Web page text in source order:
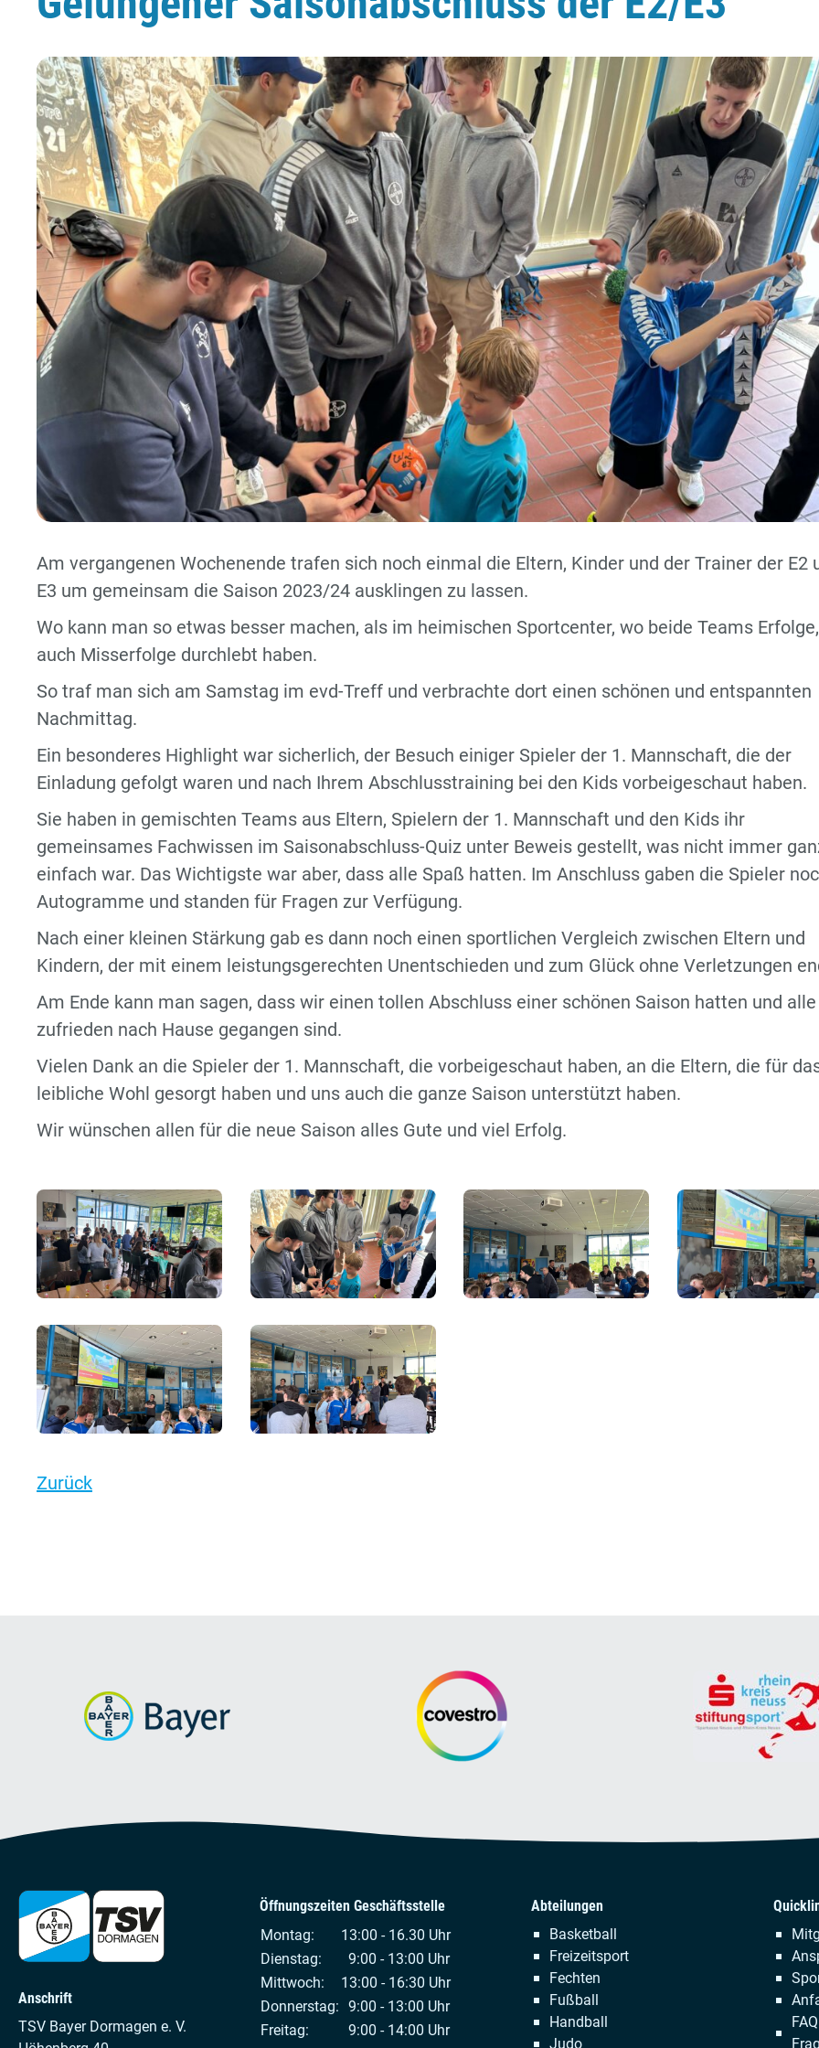
Am vergangenen Wochenende trafen sich noch einmal die Eltern, Kinder und der Trainer der E2
E3 um gemeinsam die Saison 2023/24 ausklingen zu lassen.
Wo kann man so etwas besser machen, als im heimischen Sportcenter, wo beide Teams
auch Misserfolge durchlebt haben.
So traf man sich am Samstag im evd-Treff und verbrachte dort einen schönen und entspannten
Nachmittag.
Ein besonderes Highlight war sicherlich, der Besuch einiger Spieler der 1. Mannschaft, die der
Einladung gefolgt waren und nach Ihrem Abschlusstraining bei den Kids vorbeigeschaut haben.
Sie haben in gemischten Teams aus Eltern, Spielern der 1. Mannschaft und den Kids ihr
gemeinsames Fachwissen im Saisonabschluss-Quiz unter Beweis gestellt, was nicht immer
einfach war. Das Wichtigste war aber, dass alle Spaß hatten. Im Anschluss gaben die Spieler
Autogramme und standen für Fragen zur Verfügung.
Nach einer kleinen Stärkung gab es dann noch einen sportlichen Vergleich zwischen Eltern und
Kindern, der mit einem leistungsgerechten Unentschieden und zum Glück ohne Verletzungen
Am Ende kann man sagen, dass wir einen tollen Abschluss einer schönen Saison hatten und alle
zufrieden nach Hause gegangen sind.
Vielen Dank an die Spieler der 1. Mannschaft, die vorbeigeschaut haben, an die Eltern, die für
leibliche Wohl gesorgt haben und uns auch die ganze Saison unterstützt haben.
Wir wünschen allen für die neue Saison alles Gute und viel Erfolg.
Zurück
Anschrift
TSV Bayer Dormagen e. V.
Öffnungszeiten Geschäftsstelle
Montag:
13:00 - 16.30 Uhr
Dienstag:
9:00 - 13:00 Uhr
Mittwoch:
13:00 - 16:30 Uhr
Donnerstag: 9:00 - 13:00 Uhr
Freitag:
9:00 - 14:00 Uhr
Abteilungen
Navigation
überspringen
Basketball
Freizeitsport
Fechten
Fußball
Handball
Judo